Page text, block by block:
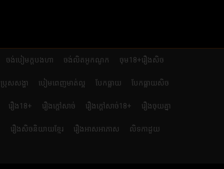
ចង់បៀមក្តបងហា ចង់លិតអូកណូក ចុម18+រឿងសិច
រុសសង្ហា បៀមពេញមាត់ល្អ បែកធ្លាយ បែកធ្លាយសិច
រឿង18+ រឿងក្ដៅសាច់ រឿងក្ដៅសាច់18+ រឿងចុយគ្នា
រឿងសិចនិយាយខ្មែរ រឿងអាសអាភាស លិទកាដួយ